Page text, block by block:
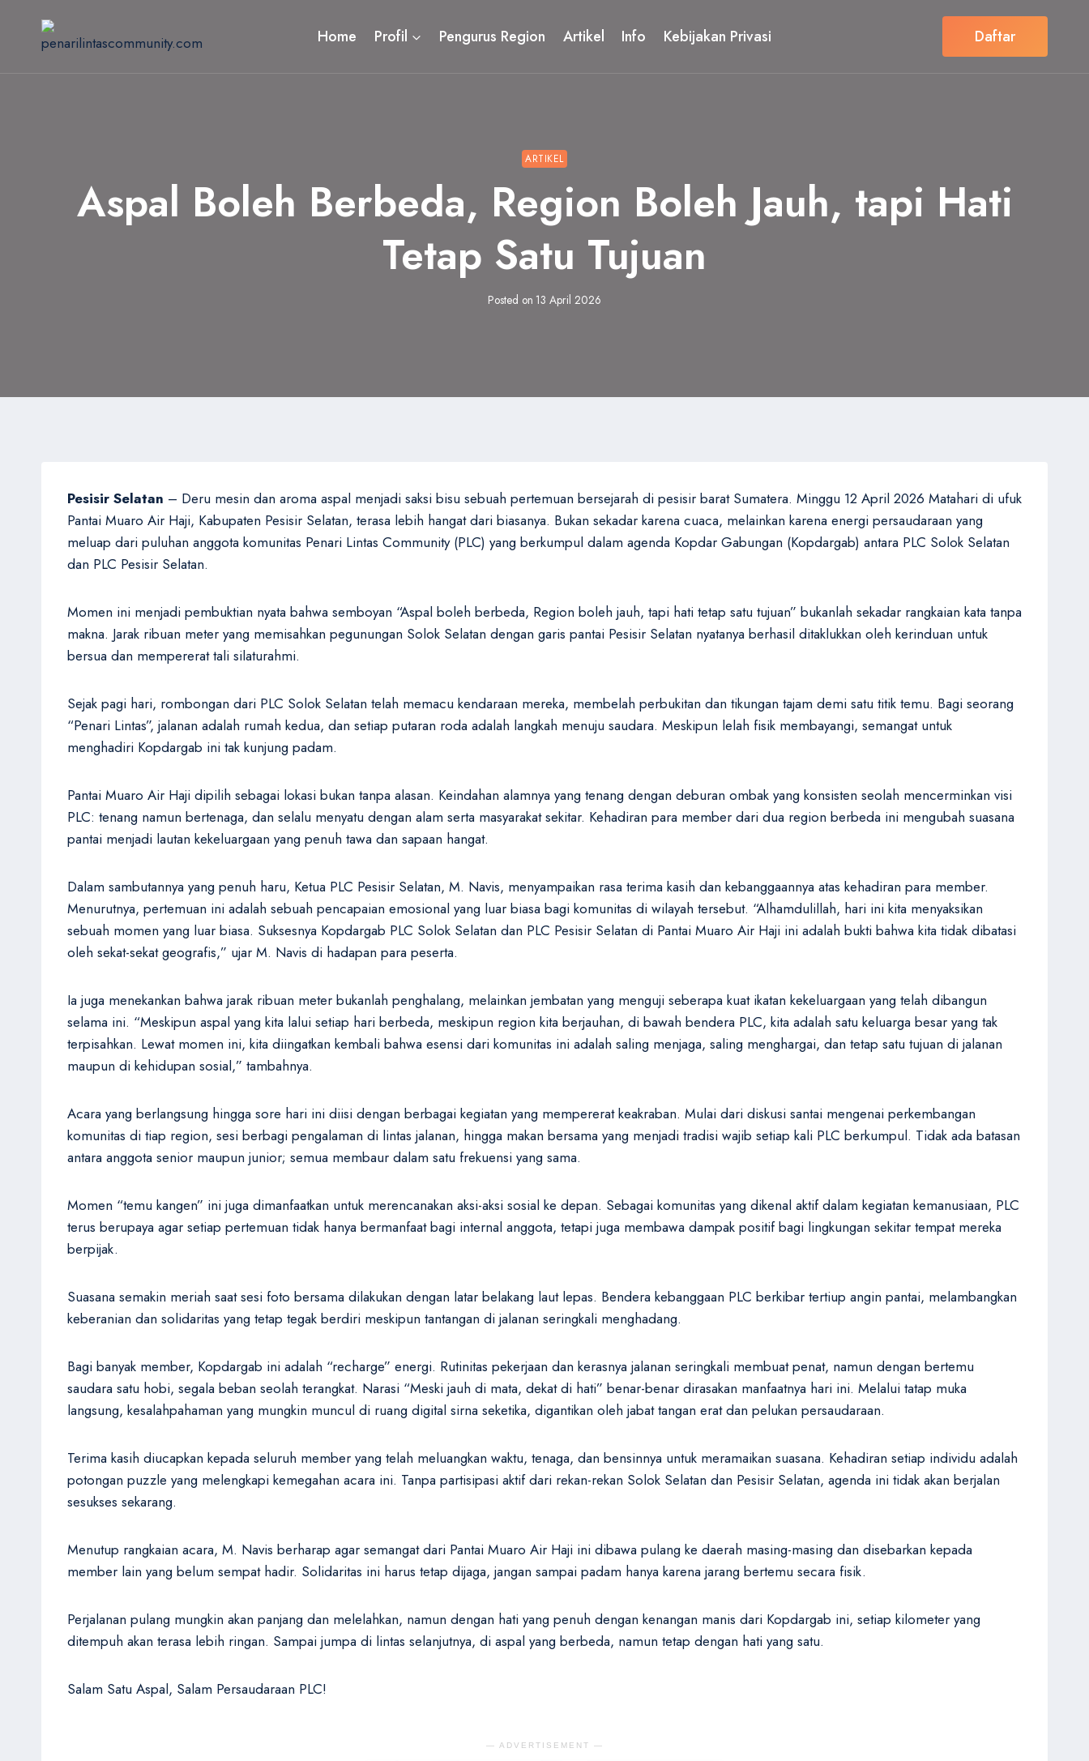
content
Home Profil Pengurus Region Artikel Info Kebijakan Privasi Daftar
ARTIKEL
Aspal Boleh Berbeda, Region Boleh Jauh, tapi Hati
Tetap Satu Tujuan
Posted on 13 April 2026
Pesisir Selatan – Deru mesin dan aroma aspal menjadi saksi bisu sebuah pertemuan bersejarah di pesisir barat Sumatera. Minggu 12 April 2026 Matahari di ufuk
Pantai Muaro Air Haji, Kabupaten Pesisir Selatan, terasa lebih hangat dari biasanya. Bukan sekadar karena cuaca, melainkan karena energi persaudaraan yang
meluap dari puluhan anggota komunitas Penari Lintas Community (PLC) yang berkumpul dalam agenda Kopdar Gabungan (Kopdargab) antara PLC Solok Selatan
dan PLC Pesisir Selatan.
Momen ini menjadi pembuktian nyata bahwa semboyan “Aspal boleh berbeda, Region boleh jauh, tapi hati tetap satu tujuan” bukanlah sekadar rangkaian kata tanpa
makna. Jarak ribuan meter yang memisahkan pegunungan Solok Selatan dengan garis pantai Pesisir Selatan nyatanya berhasil ditaklukkan oleh kerinduan untuk
bersua dan mempererat tali silaturahmi.
Sejak pagi hari, rombongan dari PLC Solok Selatan telah memacu kendaraan mereka, membelah perbukitan dan tikungan tajam demi satu titik temu. Bagi seorang
“Penari Lintas”, jalanan adalah rumah kedua, dan setiap putaran roda adalah langkah menuju saudara. Meskipun lelah fisik membayangi, semangat untuk
menghadiri Kopdargab ini tak kunjung padam.
Pantai Muaro Air Haji dipilih sebagai lokasi bukan tanpa alasan. Keindahan alamnya yang tenang dengan deburan ombak yang konsisten seolah mencerminkan visi
PLC: tenang namun bertenaga, dan selalu menyatu dengan alam serta masyarakat sekitar. Kehadiran para member dari dua region berbeda ini mengubah suasana
pantai menjadi lautan kekeluargaan yang penuh tawa dan sapaan hangat.
Dalam sambutannya yang penuh haru, Ketua PLC Pesisir Selatan, M. Navis, menyampaikan rasa terima kasih dan kebanggaannya atas kehadiran para member.
Menurutnya, pertemuan ini adalah sebuah pencapaian emosional yang luar biasa bagi komunitas di wilayah tersebut. “Alhamdulillah, hari ini kita menyaksikan
sebuah momen yang luar biasa. Suksesnya Kopdargab PLC Solok Selatan dan PLC Pesisir Selatan di Pantai Muaro Air Haji ini adalah bukti bahwa kita tidak dibatasi
oleh sekat-sekat geografis,” ujar M. Navis di hadapan para peserta.
Ia juga menekankan bahwa jarak ribuan meter bukanlah penghalang, melainkan jembatan yang menguji seberapa kuat ikatan kekeluargaan yang telah dibangun
selama ini. “Meskipun aspal yang kita lalui setiap hari berbeda, meskipun region kita berjauhan, di bawah bendera PLC, kita adalah satu keluarga besar yang tak
terpisahkan. Lewat momen ini, kita diingatkan kembali bahwa esensi dari komunitas ini adalah saling menjaga, saling menghargai, dan tetap satu tujuan di jalanan
maupun di kehidupan sosial,” tambahnya.
Acara yang berlangsung hingga sore hari ini diisi dengan berbagai kegiatan yang mempererat keakraban. Mulai dari diskusi santai mengenai perkembangan
komunitas di tiap region, sesi berbagi pengalaman di lintas jalanan, hingga makan bersama yang menjadi tradisi wajib setiap kali PLC berkumpul. Tidak ada batasan
antara anggota senior maupun junior; semua membaur dalam satu frekuensi yang sama.
Momen “temu kangen” ini juga dimanfaatkan untuk merencanakan aksi-aksi sosial ke depan. Sebagai komunitas yang dikenal aktif dalam kegiatan kemanusiaan, PLC
terus berupaya agar setiap pertemuan tidak hanya bermanfaat bagi internal anggota, tetapi juga membawa dampak positif bagi lingkungan sekitar tempat mereka
berpijak.
Suasana semakin meriah saat sesi foto bersama dilakukan dengan latar belakang laut lepas. Bendera kebanggaan PLC berkibar tertiup angin pantai, melambangkan
keberanian dan solidaritas yang tetap tegak berdiri meskipun tantangan di jalanan seringkali menghadang.
Bagi banyak member, Kopdargab ini adalah “recharge” energi. Rutinitas pekerjaan dan kerasnya jalanan seringkali membuat penat, namun dengan bertemu
saudara satu hobi, segala beban seolah terangkat. Narasi “Meski jauh di mata, dekat di hati” benar-benar dirasakan manfaatnya hari ini. Melalui tatap muka
langsung, kesalahpahaman yang mungkin muncul di ruang digital sirna seketika, digantikan oleh jabat tangan erat dan pelukan persaudaraan.
Terima kasih diucapkan kepada seluruh member yang telah meluangkan waktu, tenaga, dan bensinnya untuk meramaikan suasana. Kehadiran setiap individu adalah
potongan puzzle yang melengkapi kemegahan acara ini. Tanpa partisipasi aktif dari rekan-rekan Solok Selatan dan Pesisir Selatan, agenda ini tidak akan berjalan
sesukses sekarang.
Menutup rangkaian acara, M. Navis berharap agar semangat dari Pantai Muaro Air Haji ini dibawa pulang ke daerah masing-masing dan disebarkan kepada
member lain yang belum sempat hadir. Solidaritas ini harus tetap dijaga, jangan sampai padam hanya karena jarang bertemu secara fisik.
Perjalanan pulang mungkin akan panjang dan melelahkan, namun dengan hati yang penuh dengan kenangan manis dari Kopdargab ini, setiap kilometer yang
ditempuh akan terasa lebih ringan. Sampai jumpa di lintas selanjutnya, di aspal yang berbeda, namun tetap dengan hati yang satu.
Salam Satu Aspal, Salam Persaudaraan PLC!
— ADVERTISEMENT —